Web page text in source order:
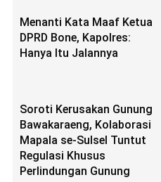
Menanti Kata Maaf Ketua
DPRD Bone, Kapolres:
Hanya Itu Jalannya
Soroti Kerusakan Gunung
Bawakaraeng, Kolaborasi
Mapala se-Sulsel Tuntut
Regulasi Khusus
Perlindungan Gunung